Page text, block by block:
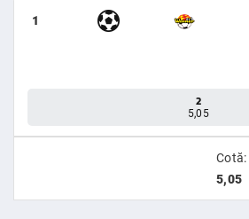
1
2
5,05
Cotă:
5,05